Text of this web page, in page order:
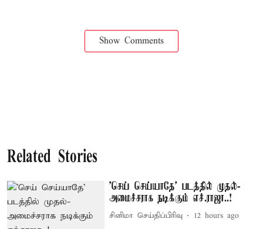
Show Comments
Related Stories
'செய் செய்யாதே' படத்தில் முதல்-
அமைச்சராக நடிக்கும் எச்.ராஜா..!
சினிமா செய்திப்பிரிவு 12 hours ago